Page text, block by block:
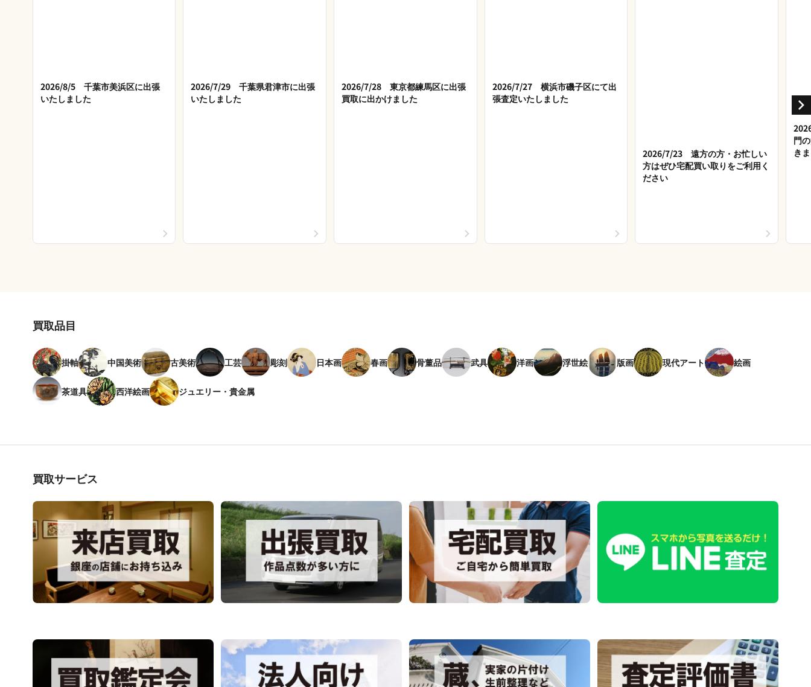
2026/8/5 千葉市美浜区に出張
いたしました
2026/7/29 千葉県君津市に出張
いたしました
2026/7/28 東京都練馬区に出張
買取に出かけました
2026/7/27 横浜市磯子区にて出
張査定いたしました
2026/7/23 遠方の方・お忙しい
方はぜひ宅配買い取りをご利用く
ださい
門
き
買取品目
掛軸 中国美術 古美術 工芸 彫刻 日本画 春画 骨董品 武具 洋画 浮世絵 版画 現代アート 絵画
茶道具 西洋絵画 ジュエリー・貴金属
買取サービス